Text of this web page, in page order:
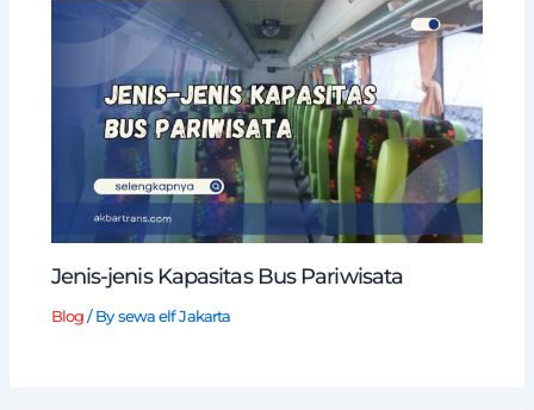
Jenis-jenis Kapasitas Bus Pariwisata
Blog/ By sewa elf Jakarta